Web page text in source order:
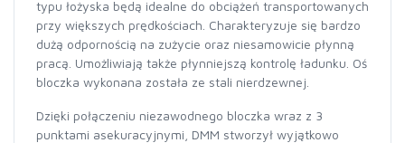
typu łożyska będą idealne do obciążeń transportowanych
przy większych prędkościach. Charakteryzuje się bardzo
dużą odpornością na zużycie oraz niesamowicie płynną
pracą. Umożliwiają także płynniejszą kontrolę ładunku. Oś
bloczka wykonana została ze stali nierdzewnej.
Dzięki połączeniu niezawodnego bloczka wraz z 3
punktami asekuracyjnymi, DMM stworzył wyjątkowo